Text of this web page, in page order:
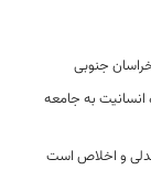
به جامعه
و اخلاص است